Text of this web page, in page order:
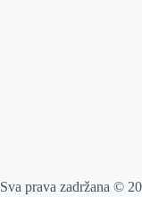
Sva prava zadržana ©